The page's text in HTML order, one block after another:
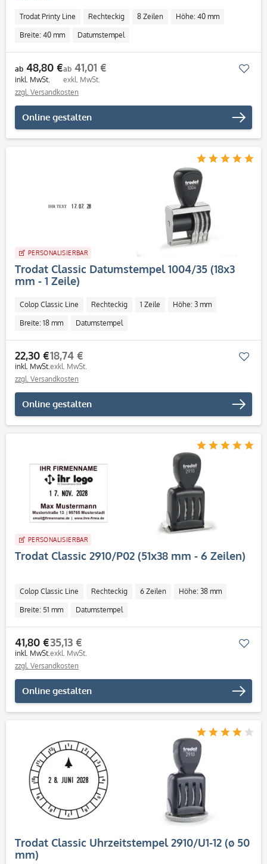
Trodat Printy Line Rechteckig 8 Zeilen Höhe: 40 mm
Breite: 40 mm Datumstempel
ab 48,80 €
inkl. MwSt.
ab 41,01 €
exkl. MwSt.
zzgl. Versandkosten
Online gestalten
PERSONALISIERBAR
Trodat Classic Datumstempel 1004/35 (18x3
mm - 1 Zeile)
Colop Classic Line Rechteckig 1 Zeile Höhe: 3 mm
Breite: 18 mm Datumstempel
22,30 €
inkl. MwSt.
18,74 €
exkl. MwSt.
zzgl. Versandkosten
Online gestalten
PERSONALISIERBAR
Trodat Classic 2910/P02 (51x38 mm - 6 Zeilen)
Colop Classic Line Rechteckig 6 Zeilen Höhe: 38 mm
Breite: 51 mm Datumstempel
41,80 €
inkl. MwSt.
35,13 €
exkl. MwSt.
zzgl. Versandkosten
Online gestalten
Trodat Classic Uhrzeitstempel 2910/U1-12 (ø 50
mm)